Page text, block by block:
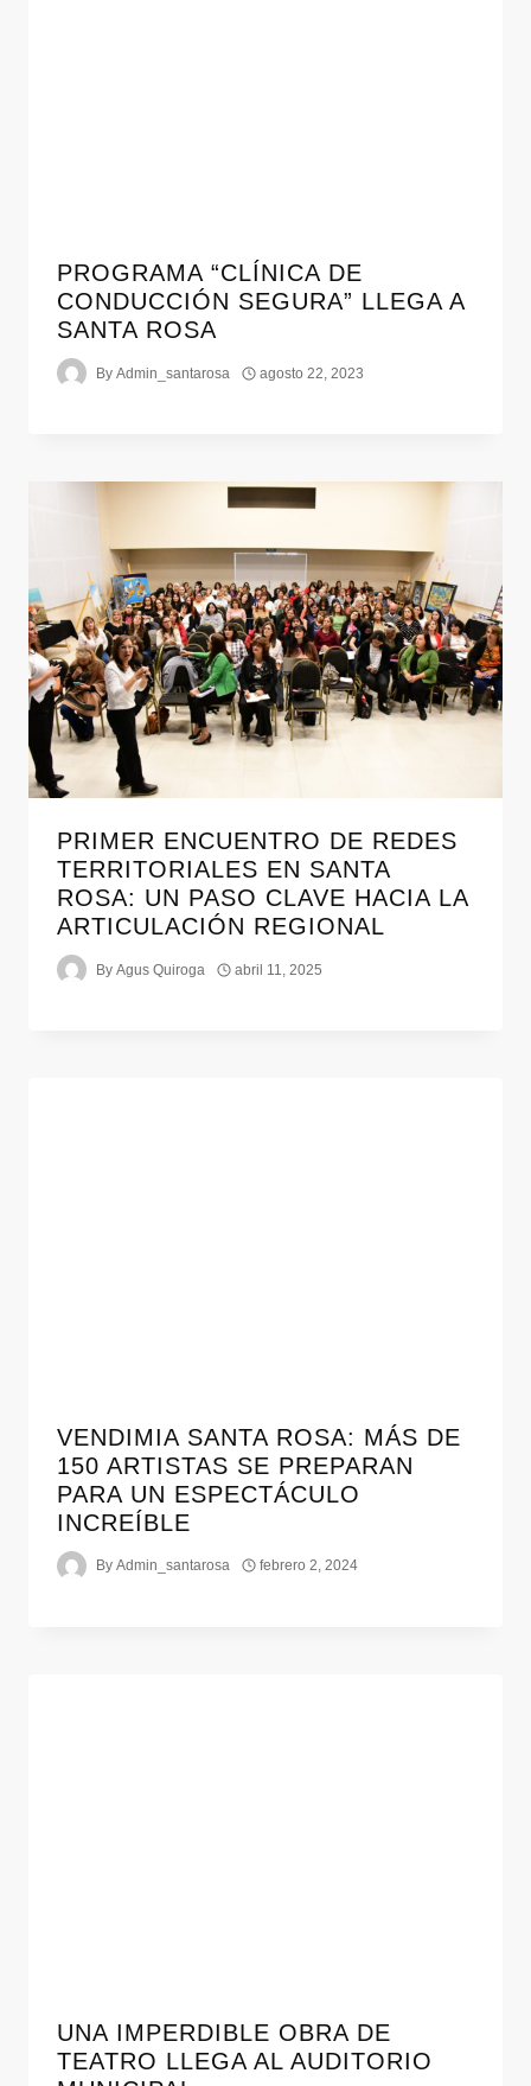
PROGRAMA “CLÍNICA DE
CONDUCCIÓN SEGURA” LLEGA A
SANTA ROSA
By Admin_santarosa agosto 22, 2023
PRIMER ENCUENTRO DE REDES
TERRITORIALES EN SANTA
ROSA: UN PASO CLAVE HACIA LA
ARTICULACIÓN REGIONAL
By Agus Quiroga abril 11, 2025
VENDIMIA SANTA ROSA: MÁS DE
150 ARTISTAS SE PREPARAN
PARA UN ESPECTÁCULO
INCREÍBLE
By Admin_santarosa febrero 2, 2024
UNA IMPERDIBLE OBRA DE
TEATRO LLEGA AL AUDITORIO